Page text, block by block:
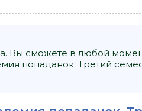
Вы сможете в любой
попаданок. Третий